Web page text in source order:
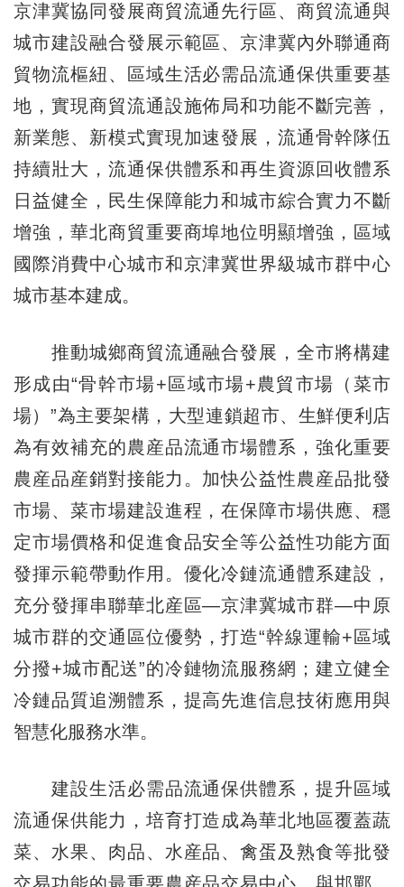
京津冀協同發展商貿流通先行區、商貿流通與
城市建設融合發展示範區、京津冀內外聯通商
貿物流樞紐、區域生活必需品流通保供重要基
地，實現商貿流通設施佈局和功能不斷完善，
新業態、新模式實現加速發展，流通骨幹隊伍
持續壯大，流通保供體系和再生資源回收體系
日益健全，民生保障能力和城市綜合實力不斷
增強，華北商貿重要商埠地位明顯增強，區域
國際消費中心城市和京津冀世界級城市群中心
城市基本建成。
推動城鄉商貿流通融合發展，全市將構建
形成由“骨幹市場+區域市場+農貿市場（菜市
場）”為主要架構，大型連鎖超市、生鮮便利店
為有效補充的農産品流通市場體系，強化重要
農産品産銷對接能力。加快公益性農産品批發
市場、菜市場建設進程，在保障市場供應、穩
定市場價格和促進食品安全等公益性功能方面
發揮示範帶動作用。優化冷鏈流通體系建設，
充分發揮串聯華北産區—京津冀城市群—中原
城市群的交通區位優勢，打造“幹線運輸+區域
分撥+城市配送”的冷鏈物流服務網；建立健全
冷鏈品質追溯體系，提高先進信息技術應用與
智慧化服務水準。
建設生活必需品流通保供體系，提升區域
流通保供能力，培育打造成為華北地區覆蓋蔬
菜、水果、肉品、水産品、禽蛋及熟食等批發